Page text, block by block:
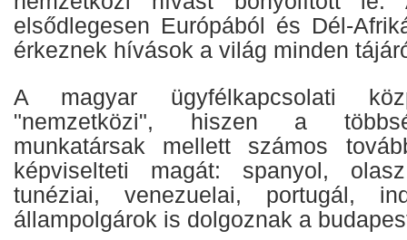
elsődlegesen Európából és Dél-
érkeznek hívások a világ minden
A magyar ügyfélkapcsolati
"nemzetközi", hiszen a
munkatársak mellett számos
képviselteti magát: spanyol,
tunéziai, venezuelai, portugál,
állampolgárok is dolgoznak a